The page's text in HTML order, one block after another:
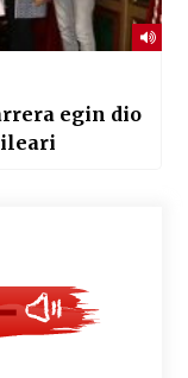
egin dio